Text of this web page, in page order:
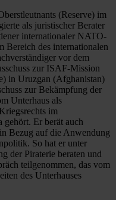
(Reserve) im
als juristischer Berater
internationaler NATO-
Bereich des internationalen
vor dem
zur ISAF-Mission
in Uruzgan (Afghanistan)
zur Bekämpfung der
Unterhaus als
im
gehört. Er berät auch
Bezug auf die Anwendung
So hat er unter
der Piraterie beraten und
teilgenommen, das vom
des Unterhauses